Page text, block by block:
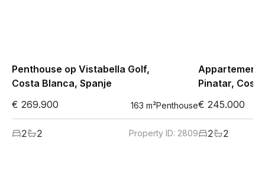
Penthouse op Vistabella Golf,
Costa Blanca, Spanje
€ 269.900
163 m²Penthouse
2 2 Property ID: 2809
Appartement
Pinatar,
€ 245.000
2 2